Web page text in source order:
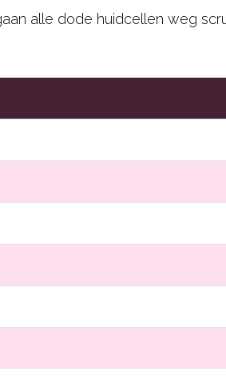
alle dode huidcellen weg